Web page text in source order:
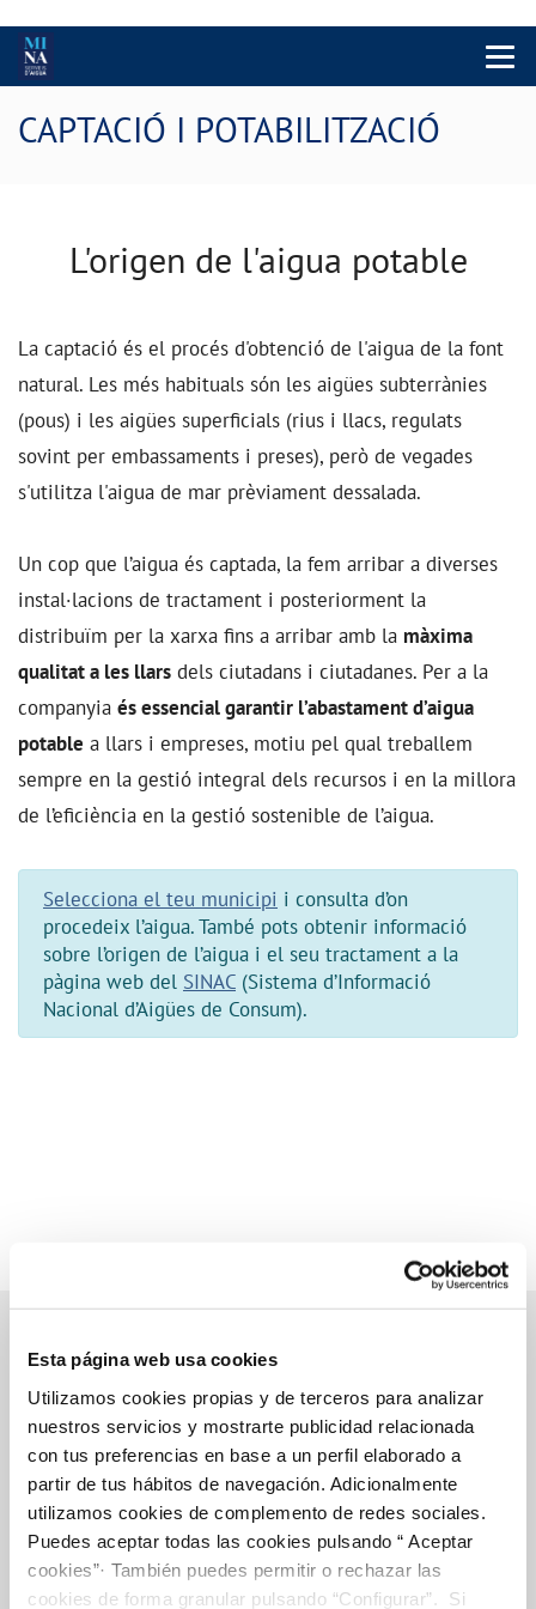
Esta página web usa cookies
Utilizamos cookies propias y de terceros para analizar
nuestros servicios y mostrarte publicidad relacionada
con tus preferencias en base a un perfil elaborado a
partir de tus hábitos de navegación. Adicionalmente
utilizamos cookies de complemento de redes sociales.
Puedes aceptar todas las cookies pulsando “ Aceptar
cookies”· También puedes permitir o rechazar las
cookies de forma granular pulsando “Configurar”. Si
Menu
CAPTACIÓ I POTABILITZACIÓ
L'origen de l'aigua potable
La captació és el procés d'obtenció de l'aigua de la font
natural. Les més habituals són les aigües subterrànies
(pous) i les aigües superficials (rius i llacs, regulats
sovint per embassaments i preses), però de vegades
s'utilitza l'aigua de mar prèviament dessalada.
Un cop que l’aigua és captada, la fem arribar a diverses
instal·lacions de tractament i posteriorment la
distribuïm per la xarxa fins a arribar amb la màxima
qualitat a les llars dels ciutadans i ciutadanes. Per a la
companyia és essencial garantir l’abastament d’aigua
potable a llars i empreses, motiu pel qual treballem
sempre en la gestió integral dels recursos i en la millora
de l’eficiència en la gestió sostenible de l’aigua.
Selecciona el teu municipi i consulta d’on
procedeix l’aigua. També pots obtenir informació
sobre l’origen de l’aigua i el seu tractament a la
pàgina web del SINAC (Sistema d’Informació
Nacional d’Aigües de Consum).
Gestions en línia
FACTURES, PAGAMENTS I CONSUMS
CONTRACTES
MODIFICACIÓ DE DADES
INCIDÉNCIES